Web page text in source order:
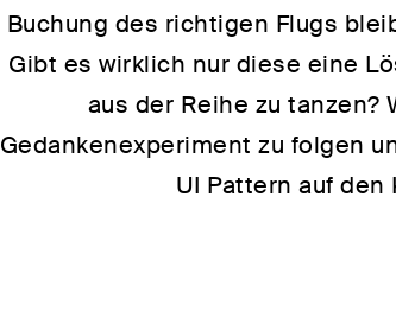
Buchung des richtigen Flugs
Gibt es wirklich nur diese eine
aus der Reihe zu tanzen?
Gedankenexperiment zu folgen
UI Pattern auf den